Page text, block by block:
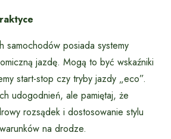
samochodów posiada systemy
jazdę. Mogą to być wskaźniki
start-stop czy tryby jazdy „eco”.
udogodnień, ale pamiętaj, że
rozsądek i dostosowanie stylu
na drodze.